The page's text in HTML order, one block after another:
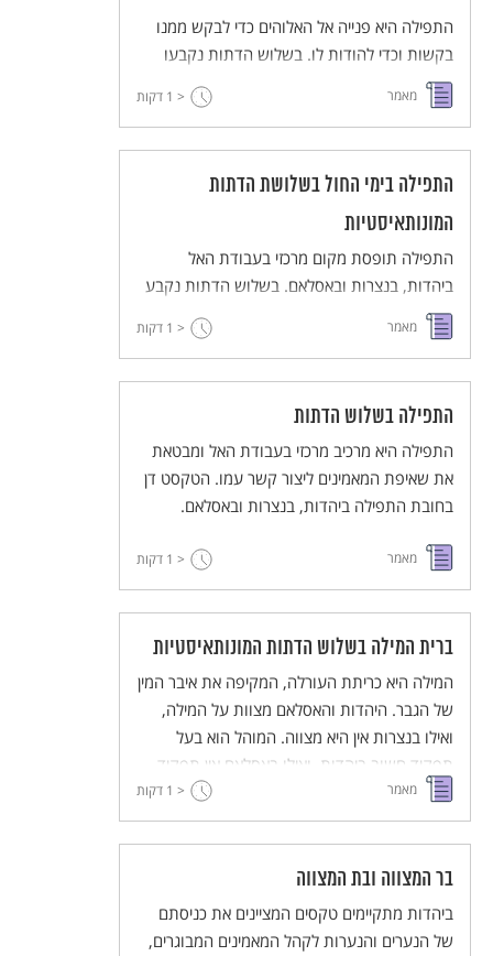
התפילה היא פנייה אל האלוהים כדי לבקש ממנו
בקשות וכדי להודות לו. בשלוש הדתות נקבעו
לתפילות נוסחים וזמנים מוגדרים ביממה. על
התפילות ביהדות, בנצרות ובאסלאם, ועל הזרמים
מאמר < 1 דקות
התפילה בימי החול בשלושת הדתות
המונותאיסטיות
התפילה תופסת מקום מרכזי בעבודת האל
ביהדות, בנצרות ובאסלאם. בשלוש הדתות נקבע
שהתפילה היא חובה דתית, ולתפילות יש תכנים
מגוונים.
מאמר < 1 דקות
התפילה בשלוש הדתות
התפילה היא מרכיב מרכזי בעבודת האל ומבטאת
את שאיפת המאמינים ליצור קשר עמו. הטקסט דן
בחובת התפילה ביהדות, בנצרות ובאסלאם.
מאמר < 1 דקות
ברית המילה בשלוש הדתות המונותאיסטיות
המילה היא כריתת העורלה, המקיפה את איבר המין
של הגבר. היהדות והאסלאם מצוות על המילה,
ואילו בנצרות אין היא מצווה. המוהל הוא בעל
תפקיד חשוב ביהדות, ואילו באסלאם אין תפקיד
המוהל נושא אופי דתי.
מאמר < 1 דקות
בר המצווה ובת המצווה
ביהדות מתקיימים טקסים המציינים את כניסתם
של הנערים והנערות לקהל המאמינים המבוגרים,